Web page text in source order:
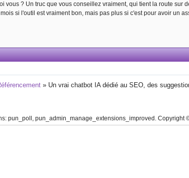
vous ? Un truc que vous conseillez vraiment, qui tient la route sur
si l'outil est vraiment bon, mais pas plus si c'est pour avoir un
» Un vrai chatbot IA dédié au SEO, des
pun_poll, pun_admin_manage_extensions_improved. Copyright